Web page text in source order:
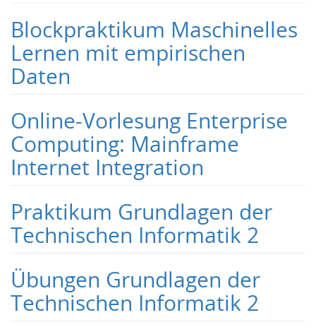
Blockpraktikum Maschinelles
Lernen mit empirischen
Daten
Online-Vorlesung Enterprise
Computing: Mainframe
Internet Integration
Praktikum Grundlagen der
Technischen Informatik 2
Übungen Grundlagen der
Technischen Informatik 2